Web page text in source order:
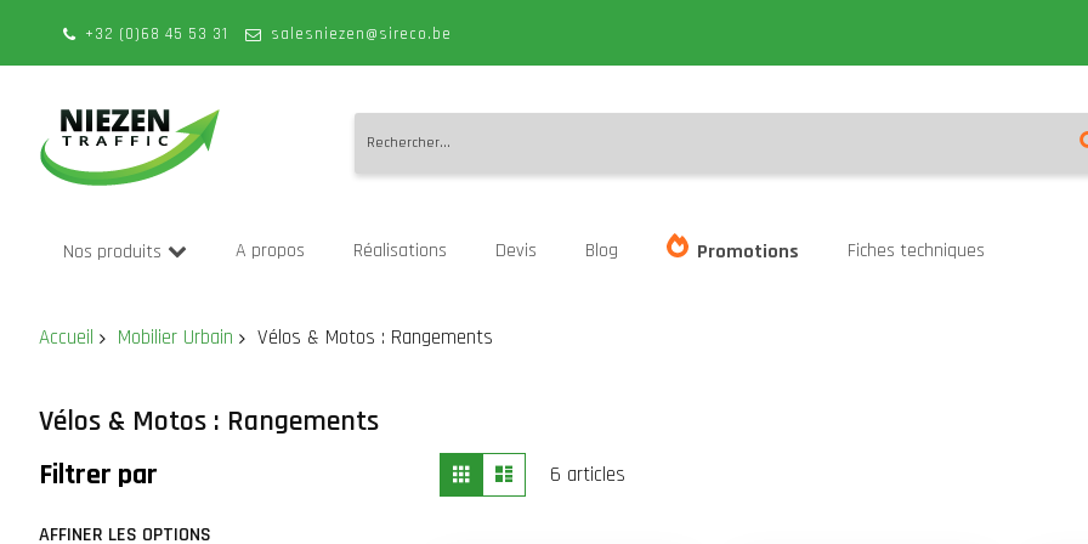
+32 (0)68 45 53 31 salesniezen@sireco.be
contenuNos produits A propos Réalisations Devis Blog Promotions Fiches techniques
Accueil Mobilier Urbain Vélos & Motos : Rangements
Vélos & Motos : Rangements
Afficher
en
Grille Liste6 articles
Filtrer par
AFFINER LES OPTIONS